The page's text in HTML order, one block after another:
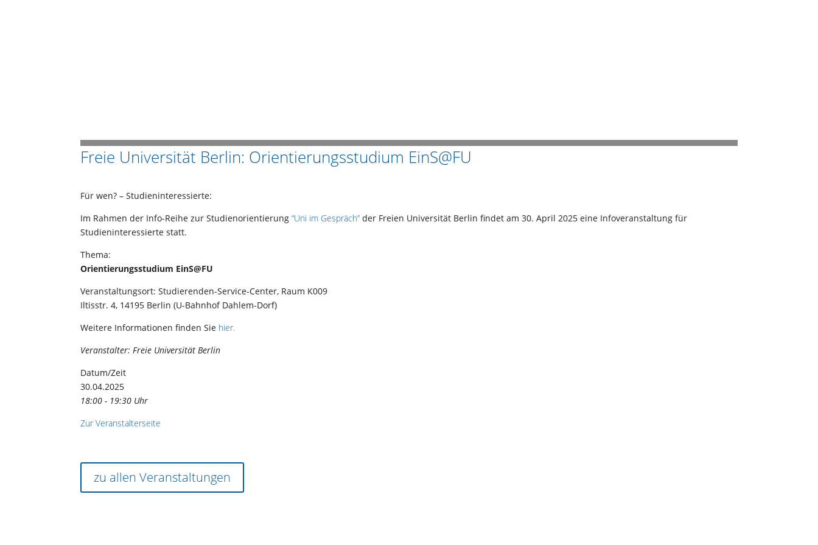
Freie Universität Berlin: Orientierungsstudium EinS@FU
Für wen? – Studieninteressierte:
Im Rahmen der Info-Reihe zur Studienorientierung “Uni im Gespräch” der Freien Universität Berlin findet am 30. April 2025 eine Infoveranstaltung für
Studieninteressierte statt.
Thema:
Orientierungsstudium EinS@FU
Veranstaltungsort: Studierenden-Service-Center, Raum K009
Iltisstr. 4, 14195 Berlin (U-Bahnhof Dahlem-Dorf)
Weitere Informationen finden Sie hier.
Veranstalter: Freie Universität Berlin
Datum/Zeit
30.04.2025
18:00 - 19:30 Uhr
Zur Veranstalterseite
zu allen Veranstaltungen